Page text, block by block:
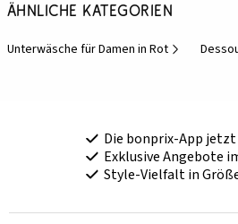
Ähnliche Kategorien
Unterwäsche für Damen in Rot
Die bonprix-App
Exklusive Angebote
Style-Vielfalt in